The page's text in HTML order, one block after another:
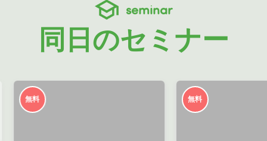
seminar
同日のセミナー
無料 無料